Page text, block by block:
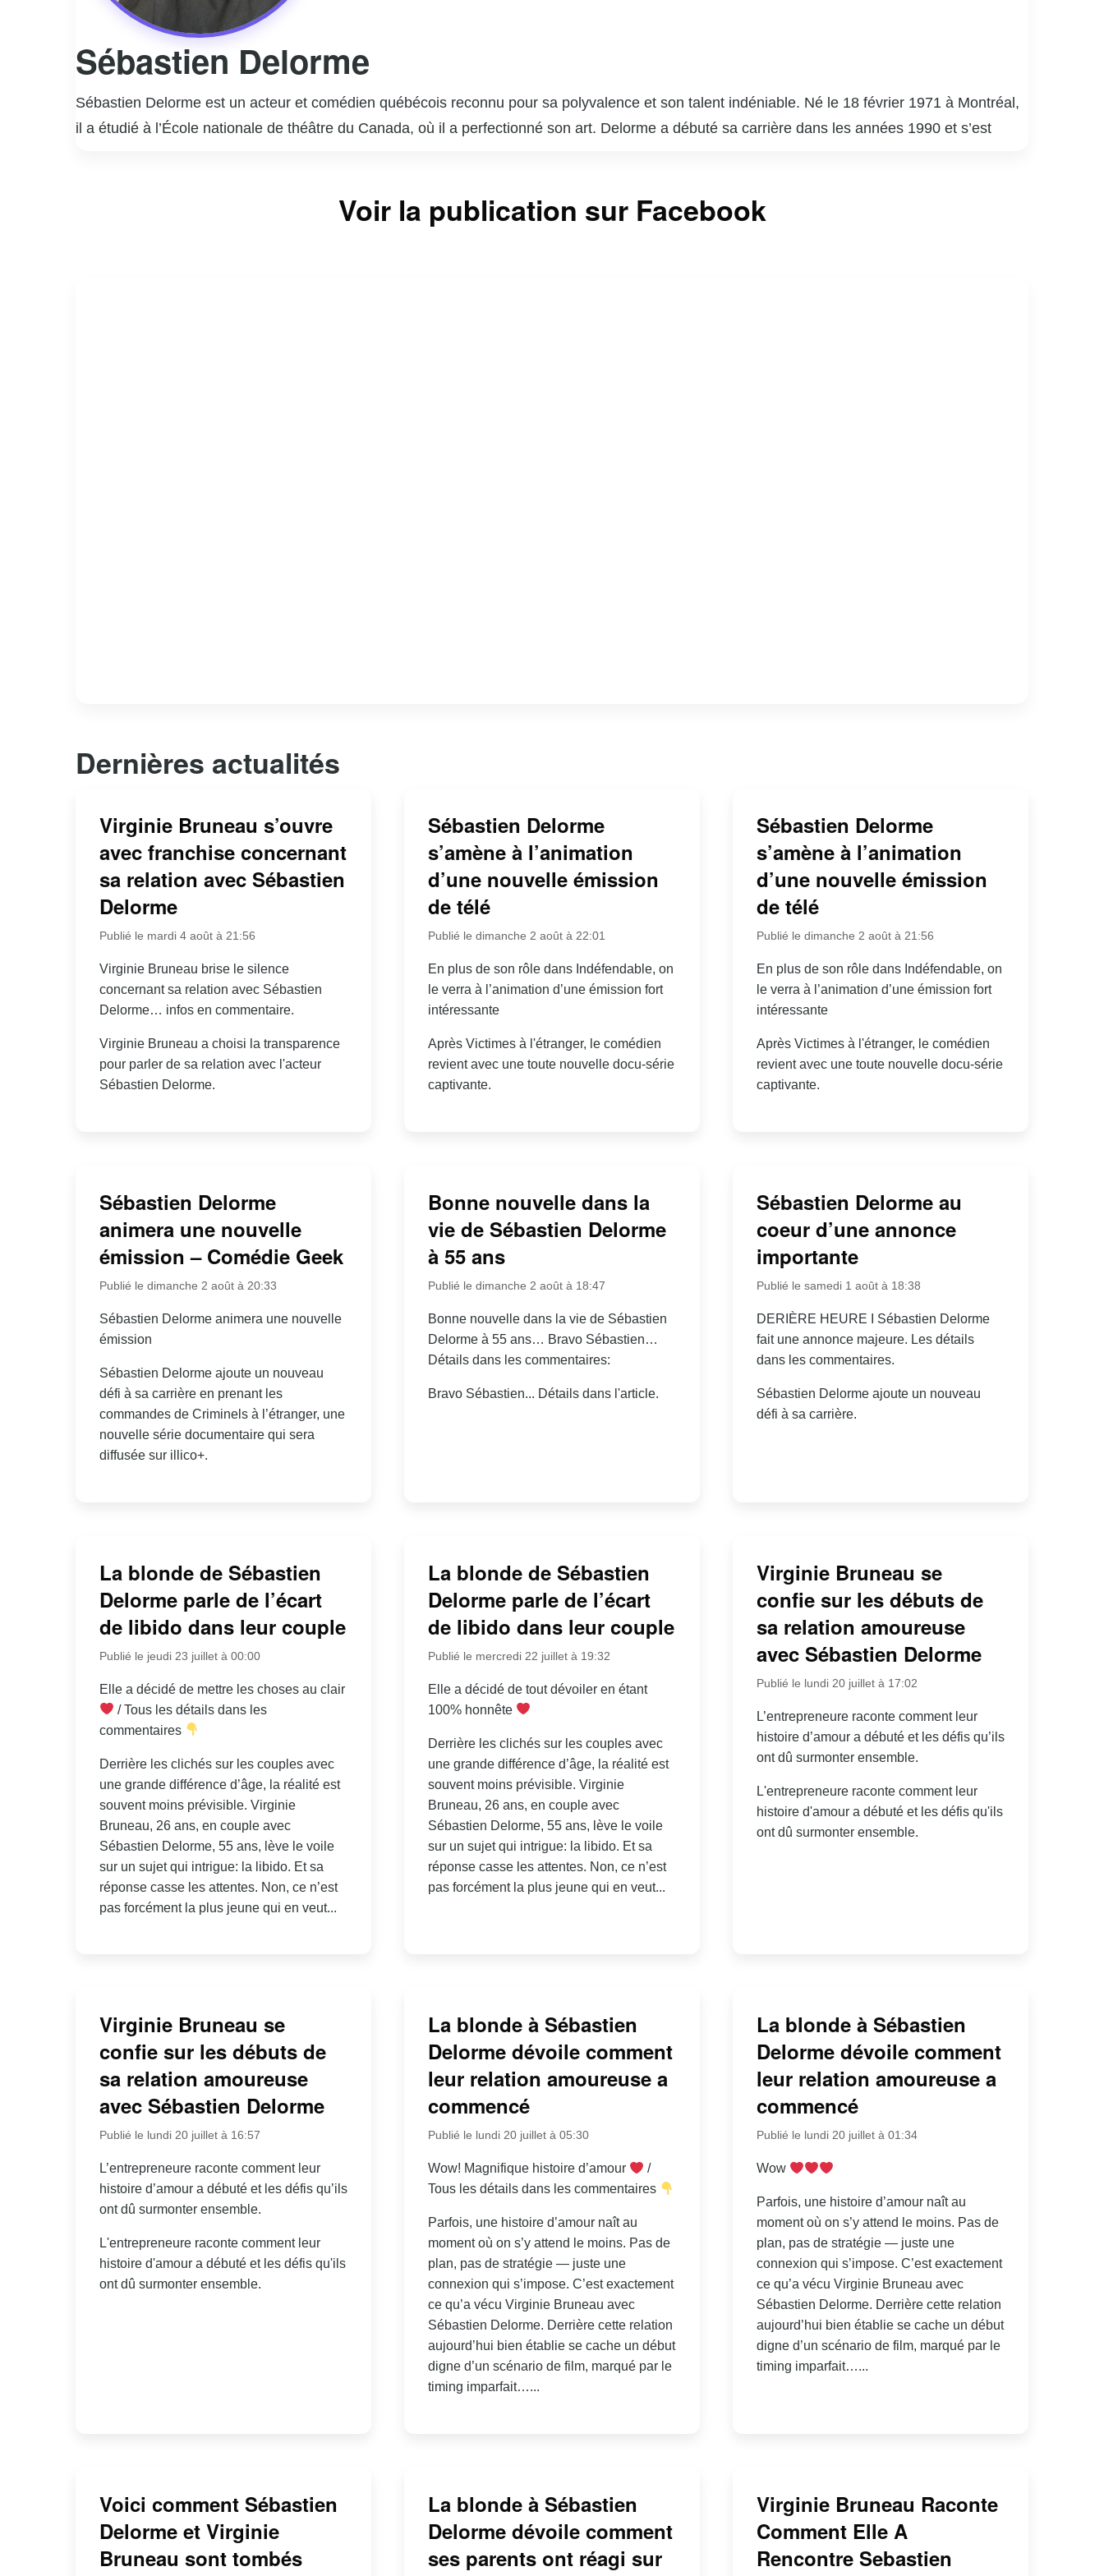
Sébastien Delorme
Sébastien Delorme est un acteur et comédien québécois reconnu pour sa polyvalence et son talent indéniable. Né le 18 février 1971 à Montréal,
il a étudié à l’École nationale de théâtre du Canada, où il a perfectionné son art. Delorme a débuté sa carrière dans les années 1990 et s’est
interprétation nuancée et authentique de personnages complexes lui a valu l’admiration du public et de la critique. En plus de ses performances à
Voir la publication sur Facebook
Dernières actualités
Virginie Bruneau s’ouvre
avec franchise concernant
sa relation avec Sébastien
Delorme
Publié le mardi 4 août à 21:56
Virginie Bruneau brise le silence
concernant sa relation avec Sébastien
Delorme… infos en commentaire.
Virginie Bruneau a choisi la transparence
pour parler de sa relation avec l'acteur
Sébastien Delorme.
Sébastien Delorme
s’amène à l’animation
d’une nouvelle émission
de télé
Publié le dimanche 2 août à 22:01
En plus de son rôle dans Indéfendable, on
le verra à l’animation d’une émission fort
intéressante
Après Victimes à l'étranger, le comédien
revient avec une toute nouvelle docu-série
captivante.
Sébastien Delorme
s’amène à l’animation
d’une nouvelle émission
de télé
Publié le dimanche 2 août à 21:56
En plus de son rôle dans Indéfendable, on
le verra à l’animation d’une émission fort
intéressante
Après Victimes à l'étranger, le comédien
revient avec une toute nouvelle docu-série
captivante.
Sébastien Delorme
animera une nouvelle
émission – Comédie Geek
Publié le dimanche 2 août à 20:33
Sébastien Delorme animera une nouvelle
émission
Sébastien Delorme ajoute un nouveau
défi à sa carrière en prenant les
commandes de Criminels à l’étranger, une
nouvelle série documentaire qui sera
diffusée sur illico+.
Bonne nouvelle dans la
vie de Sébastien Delorme
à 55 ans
Publié le dimanche 2 août à 18:47
Bonne nouvelle dans la vie de Sébastien
Delorme à 55 ans… Bravo Sébastien…
Détails dans les commentaires:
Bravo Sébastien... Détails dans l'article.
Sébastien Delorme au
coeur d’une annonce
importante
Publié le samedi 1 août à 18:38
DERIÈRE HEURE I Sébastien Delorme
fait une annonce majeure. Les détails
dans les commentaires.
Sébastien Delorme ajoute un nouveau
défi à sa carrière.
La blonde de Sébastien
Delorme parle de l’écart
de libido dans leur couple
Publié le jeudi 23 juillet à 00:00
Elle a décidé de mettre les choses au clair
/ Tous les détails dans les
commentaires
Derrière les clichés sur les couples avec
une grande différence d’âge, la réalité est
souvent moins prévisible. Virginie
Bruneau, 26 ans, en couple avec
Sébastien Delorme, 55 ans, lève le voile
sur un sujet qui intrigue: la libido. Et sa
réponse casse les attentes. Non, ce n’est
pas forcément la plus jeune qui en veut...
La blonde de Sébastien
Delorme parle de l’écart
de libido dans leur couple
Publié le mercredi 22 juillet à 19:32
Elle a décidé de tout dévoiler en étant
100% honnête
Derrière les clichés sur les couples avec
une grande différence d’âge, la réalité est
souvent moins prévisible. Virginie
Bruneau, 26 ans, en couple avec
Sébastien Delorme, 55 ans, lève le voile
sur un sujet qui intrigue: la libido. Et sa
réponse casse les attentes. Non, ce n’est
pas forcément la plus jeune qui en veut...
Virginie Bruneau se
confie sur les débuts de
sa relation amoureuse
avec Sébastien Delorme
Publié le lundi 20 juillet à 17:02
L’entrepreneure raconte comment leur
histoire d’amour a débuté et les défis qu’ils
ont dû surmonter ensemble.
L'entrepreneure raconte comment leur
histoire d'amour a débuté et les défis qu'ils
ont dû surmonter ensemble.
Virginie Bruneau se
confie sur les débuts de
sa relation amoureuse
avec Sébastien Delorme
Publié le lundi 20 juillet à 16:57
L’entrepreneure raconte comment leur
histoire d’amour a débuté et les défis qu’ils
ont dû surmonter ensemble.
L'entrepreneure raconte comment leur
histoire d'amour a débuté et les défis qu'ils
ont dû surmonter ensemble.
La blonde à Sébastien
Delorme dévoile comment
leur relation amoureuse a
commencé
Publié le lundi 20 juillet à 05:30
Wow! Magnifique histoire d’amour
/
Tous les détails dans les commentaires
Parfois, une histoire d’amour naît au
moment où on s’y attend le moins. Pas de
plan, pas de stratégie — juste une
connexion qui s’impose. C’est exactement
ce qu’a vécu Virginie Bruneau avec
Sébastien Delorme. Derrière cette relation
aujourd’hui bien établie se cache un début
digne d’un scénario de film, marqué par le
timing imparfait…...
La blonde à Sébastien
Delorme dévoile comment
leur relation amoureuse a
commencé
Publié le lundi 20 juillet à 01:34
Wow
Parfois, une histoire d’amour naît au
moment où on s’y attend le moins. Pas de
plan, pas de stratégie — juste une
connexion qui s’impose. C’est exactement
ce qu’a vécu Virginie Bruneau avec
Sébastien Delorme. Derrière cette relation
aujourd’hui bien établie se cache un début
digne d’un scénario de film, marqué par le
timing imparfait…...
Voici comment Sébastien
Delorme et Virginie
Bruneau sont tombés
La blonde à Sébastien
Delorme dévoile comment
ses parents ont réagi sur
Virginie Bruneau Raconte
Comment Elle A
Rencontre Sebastien